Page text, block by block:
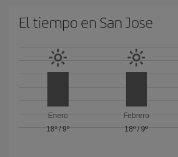
El tiempo en San Jose
Enero
18º/9º
Febrero
18º/ 9º